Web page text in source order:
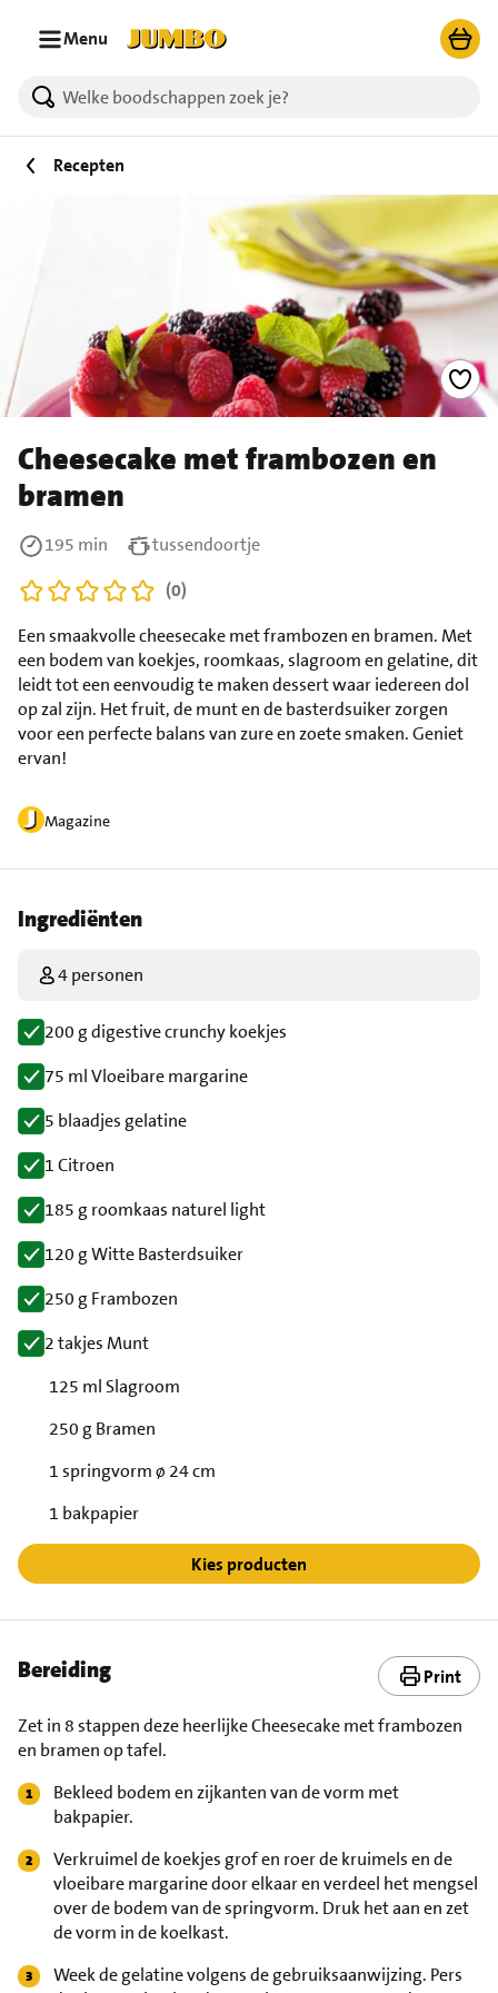
Menu
Recepten
Cheesecake met frambozen en
bramen
Magazine
Een smaakvolle cheesecake met frambozen en bramen. Met
een bodem van koekjes, roomkaas, slagroom en gelatine, dit
leidt tot een eenvoudig te maken dessert waar iedereen dol
op zal zijn. Het fruit, de munt en de basterdsuiker zorgen
voor een perfecte balans van zure en zoete smaken. Geniet
ervan!
195 min
tussendoortje
(0)
Ingrediënten
4 personen
200 g digestive crunchy koekjes
75 ml Vloeibare margarine
5 blaadjes gelatine
1 Citroen
185 g roomkaas naturel light
120 g Witte Basterdsuiker
250 g Frambozen
2 takjes Munt
125 ml Slagroom
250 g Bramen
1 springvorm ø 24 cm
1 bakpapier
Kies producten
Bereiding Print
Zet in 8 stappen deze heerlijke Cheesecake met frambozen
en bramen op tafel.
Bekleed bodem en zijkanten van de vorm met
bakpapier.
Verkruimel de koekjes grof en roer de kruimels en de
vloeibare margarine door elkaar en verdeel het mengsel
over de bodem van de springvorm. Druk het aan en zet
de vorm in de koelkast.
Week de gelatine volgens de gebruiksaanwijzing. Pers